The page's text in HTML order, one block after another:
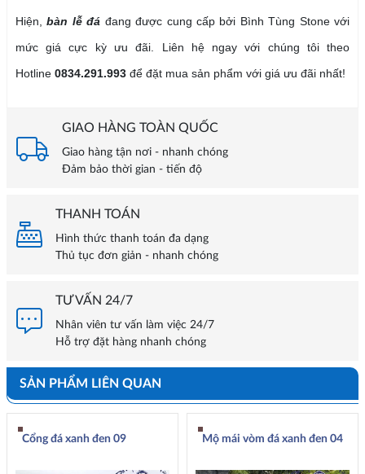
Hiện,bàn lễ đá đang được cung cấp bởi Bình Tùng Stone với
mức giá cực kỳ ưu đãi. Liên hệ ngay với chúng tôi theo
Hotline 0834.291.993để đặt mua sản phẩm với giá ưu đãi nhất!
GIAO HÀNG TOÀN QUỐC
Giao hàng tận nơi - nhanh chóng
Đảm bảo thời gian - tiến độ
THANH TOÁN
Hình thức thanh toán đa dạng
Thủ tục đơn giản - nhanh chóng
TƯ VẤN 24/7
Nhân viên tư vấn làm việc 24/7
Hỗ trợ đặt hàng nhanh chóng
SẢN PHẨM LIÊN QUAN
Cổng đá xanh đen 09 Mộ mái vòm đá xanh đen 04